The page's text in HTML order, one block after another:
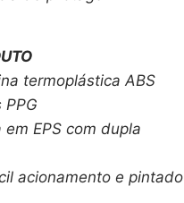
termoplástica ABS
EPS com dupla
acionamento e pintado